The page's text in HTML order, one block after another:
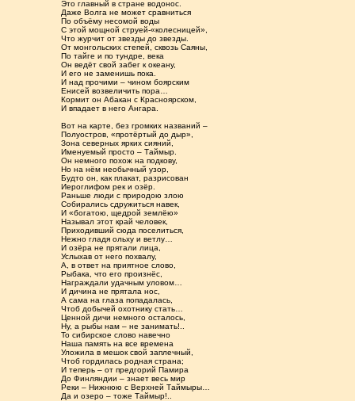
Это главный в стране водонос.
Даже Волга не может сравниться
По объёму несомой воды
С этой мощной струей-«колесницей»,
Что журчит от звезды до звезды.
От монгольских степей, сквозь Саяны,
По тайге и по тундре, века
Он ведёт свой забег к океану,
И его не заменишь пока.
И над прочими – чином боярским
Енисей возвеличить пора…
Кормит он Абакан с Красноярском,
И впадает в него Ангара.
Вот на карте, без громких названий –
Полуостров, «протёртый до дыр»,
Зона северных ярких сияний,
Именуемый просто – Таймыр.
Он немного похож на подкову,
Но на нём необычный узор,
Будто он, как плакат, разрисован
Иероглифом рек и озёр.
Раньше люди с природою злою
Собирались сдружиться навек,
И «богатою, щедрой землёю»
Называл этот край человек,
Приходивший сюда поселиться,
Нежно гладя ольху и ветлу…
И озёра не прятали лица,
Услыхав от него похвалу,
А, в ответ на приятное слово,
Рыбака, что его произнёс,
Награждали удачным уловом…
И дичина не прятала нос,
А сама на глаза попадалась,
Чтоб добычей охотнику стать…
Ценной дичи немного осталось,
Ну, а рыбы нам – не занимать!..
То сибирское слово навечно
Наша память на все времена
Уложила в мешок свой заплечный,
Чтоб гордилась родная страна;
И теперь – от предгорий Памира
До Финляндии – знает весь мир
Реки – Нижнюю с Верхней Таймыры…
Да и озеро – тоже Таймыр!..